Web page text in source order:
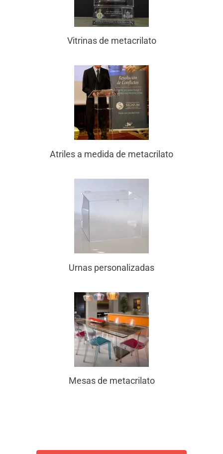
Vitrinas de metacrilato
Atriles a medida de metacrilato
Urnas personalizadas
Mesas de metacrilato